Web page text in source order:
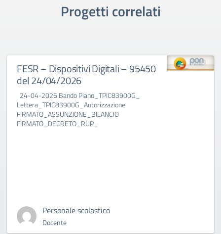
Progetti correlati
FESR – Dispositivi Digitali – 95450
del 24/04/2026
24-04-2026 Bando Piano_TPIC83900G_
Lettera_TPIC83900G_Autorizzazione
FIRMATO_ASSUNZIONE_BILANCIO
FIRMATO_DECRETO_RUP_
Personale scolastico
Docente